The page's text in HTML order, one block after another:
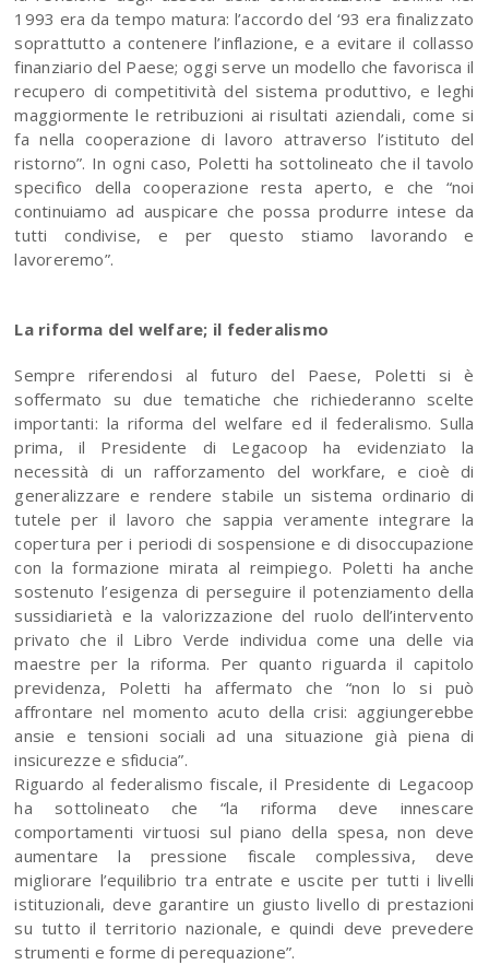
1993 era da tempo matura: l’accordo del ‘93 era finalizzato
soprattutto a contenere l’inflazione, e a evitare il collasso
finanziario del Paese; oggi serve un modello che favorisca il
recupero di competitività del sistema produttivo, e leghi
maggiormente le retribuzioni ai risultati aziendali, come si
fa nella cooperazione di lavoro attraverso l’istituto del
ristorno”. In ogni caso, Poletti ha sottolineato che il tavolo
specifico della cooperazione resta aperto, e che “noi
continuiamo ad auspicare che possa produrre intese da
tutti condivise, e per questo stiamo lavorando e
lavoreremo”.
La riforma del welfare; il federalismo
Sempre riferendosi al futuro del Paese, Poletti si è
soffermato su due tematiche che richiederanno scelte
importanti: la riforma del welfare ed il federalismo. Sulla
prima, il Presidente di Legacoop ha evidenziato la
necessità di un rafforzamento del workfare, e cioè di
generalizzare e rendere stabile un sistema ordinario di
tutele per il lavoro che sappia veramente integrare la
copertura per i periodi di sospensione e di disoccupazione
con la formazione mirata al reimpiego. Poletti ha anche
sostenuto l’esigenza di perseguire il potenziamento della
sussidiarietà e la valorizzazione del ruolo dell’intervento
privato che il Libro Verde individua come una delle via
maestre per la riforma. Per quanto riguarda il capitolo
previdenza, Poletti ha affermato che “non lo si può
affrontare nel momento acuto della crisi: aggiungerebbe
ansie e tensioni sociali ad una situazione già piena di
insicurezze e sfiducia”.
Riguardo al federalismo fiscale, il Presidente di Legacoop
ha sottolineato che “la riforma deve innescare
comportamenti virtuosi sul piano della spesa, non deve
aumentare la pressione fiscale complessiva, deve
migliorare l’equilibrio tra entrate e uscite per tutti i livelli
istituzionali, deve garantire un giusto livello di prestazioni
su tutto il territorio nazionale, e quindi deve prevedere
strumenti e forme di perequazione”.